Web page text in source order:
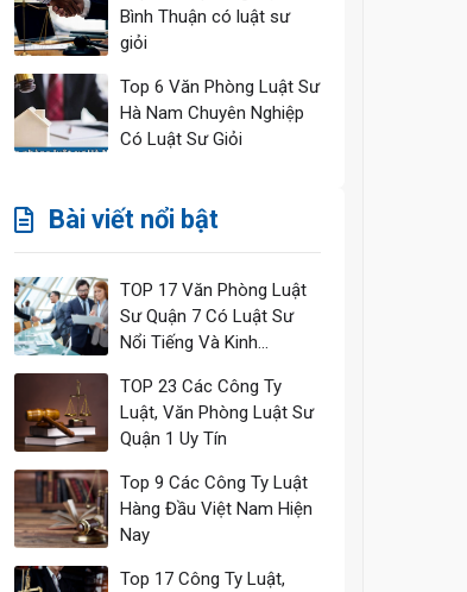
Bình Thuận có luật sư
giỏi
Top 6 Văn Phòng Luật Sư
Hà Nam Chuyên Nghiệp
Có Luật Sư Giỏi
Bài viết nổi bật
TOP 17 Văn Phòng Luật
Sư Quận 7 Có Luật Sư
Nổi Tiếng Và Kinh
TOP 23 Các Công Ty
Luật, Văn Phòng Luật Sư
Quận 1 Uy Tín
Top 9 Các Công Ty Luật
Hàng Đầu Việt Nam Hiện
Nay
Top 17 Công Ty Luật,